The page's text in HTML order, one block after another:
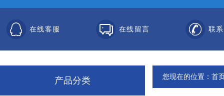
在线客服 在线留言 联
产品分类 您现在的位置： 首